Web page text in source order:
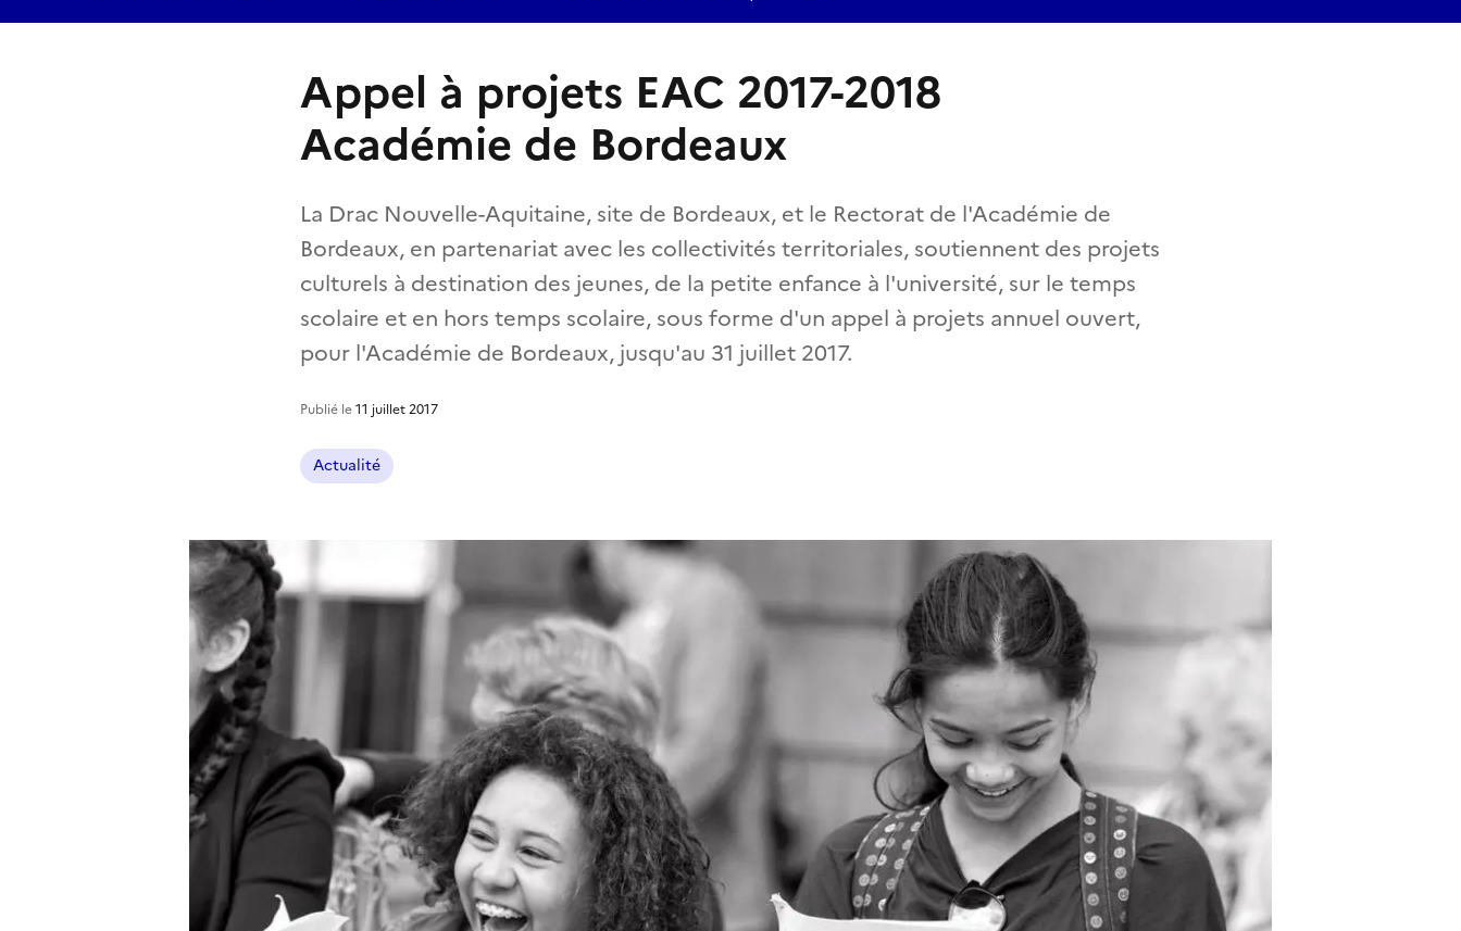
Appel à projets EAC 2017-2018
Académie de Bordeaux
La Drac Nouvelle-Aquitaine, site de Bordeaux, et le Rectorat de l'Académie de
Bordeaux, en partenariat avec les collectivités territoriales, soutiennent des projets
culturels à destination des jeunes, de la petite enfance à l'université, sur le temps
scolaire et en hors temps scolaire, sous forme d'un appel à projets annuel ouvert,
pour l'Académie de Bordeaux, jusqu'au 31 juillet 2017.
Publié le11 juillet 2017
Actualité